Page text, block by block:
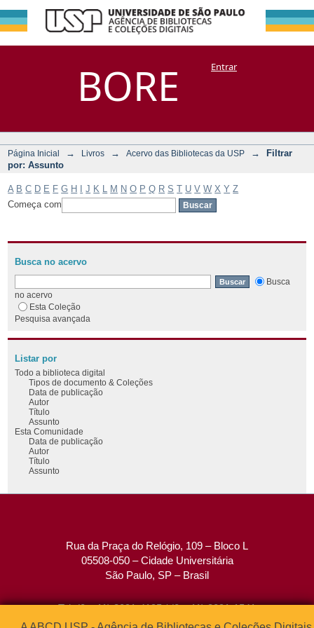
BORE
Filtrar por:
Assunto
DSpace/Manakin + CoriscoEntrar
Página Inicial → Livros → Acervo das Bibliotecas da USP →
Filtrar
por: Assunto
A B C D E F G H J K M N O P Q R S T U V W X Y Z
Começa com
Busca no acervo
Busca
no acervo
Esta Coleção
Pesquisa avançada
Listar por
Todo a biblioteca digital
Tipos de documento & Coleções
Data de publicação
Autor
Título
Assunto
Esta Comunidade
Data de publicação
Autor
Título
Assunto
Rua da Praça do Relógio, 109 – Bloco L
05508-050 – Cidade Universitária
São Paulo, SP – Brasil
Tel: (0xx11) 3091-4195 / (0xx11) 3091-1541
Fax: (0xx11) 3091-1567